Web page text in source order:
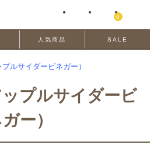
0
人気商品 SALE
ルサイダービネガー）
プルサイダービ
ー）